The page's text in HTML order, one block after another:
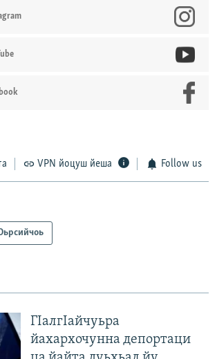
VPN йоцуш йеша Follow us
ГIалгIайчуьра
йахархочунна депортаци